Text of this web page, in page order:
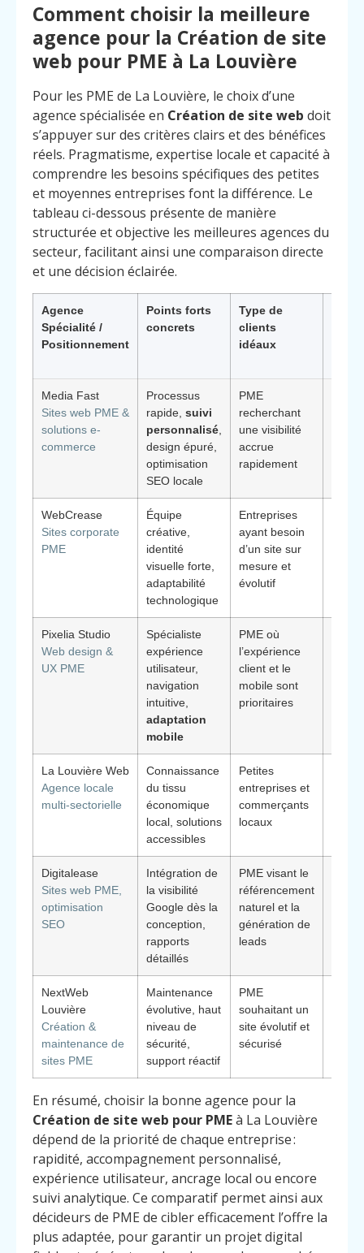
Comment choisir la meilleure
agence pour la Création de site
web pour PME à La Louvière
Pour les PME de La Louvière, le choix d’une
agence spécialisée en Création de site web doit
s’appuyer sur des critères clairs et des bénéfices
réels. Pragmatisme, expertise locale et capacité à
comprendre les besoins spécifiques des petites
et moyennes entreprises font la différence. Le
tableau ci-dessous présente de manière
structurée et objective les meilleures agences du
secteur, facilitant ainsi une comparaison directe
et une décision éclairée.
Agence
Spécialité /
Positionnement
Points forts
concrets
Type de
clients
idéaux
Media Fast
Sites web PME &
solutions e-
commerce
Processus
rapide, suivi
personnalisé
design épuré,
optimisation
SEO locale
PME
recherchant
une visibilité
accrue
rapidement
WebCrease
Sites corporate
PME
Équipe
créative,
identité
visuelle forte,
adaptabilité
technologique
Entreprises
ayant besoin
d’un site sur
mesure et
évolutif
Pixelia Studio
Web design &
UX PME
Spécialiste
expérience
utilisateur,
navigation
intuitive,
adaptation
mobile
PME où
l’expérience
client et le
mobile sont
prioritaires
La Louvière Web
Agence locale
multi-sectorielle
Connaissance
du tissu
économique
local, solutions
accessibles
Petites
entreprises et
commerçants
locaux
Digitalease
Sites web PME,
optimisation
SEO
Intégration de
la visibilité
Google dès la
conception,
rapports
détaillés
PME visant le
référencement
naturel et la
génération de
leads
NextWeb
Louvière
Création &
maintenance de
sites PME
Maintenance
évolutive, haut
niveau de
sécurité,
support réactif
PME
souhaitant un
site évolutif et
sécurisé
En résumé, choisir la bonne agence pour la
Création de site web pour PMEà La Louvière
dépend de la priorité de chaque entreprise :
rapidité, accompagnement personnalisé,
expérience utilisateur, ancrage local ou encore
suivi analytique. Ce comparatif permet ainsi aux
décideurs de PME de cibler efficacement l’offre la
plus adaptée, pour garantir un projet digital